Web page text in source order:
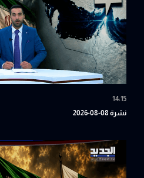
14:15
نشرة 08-08-2026